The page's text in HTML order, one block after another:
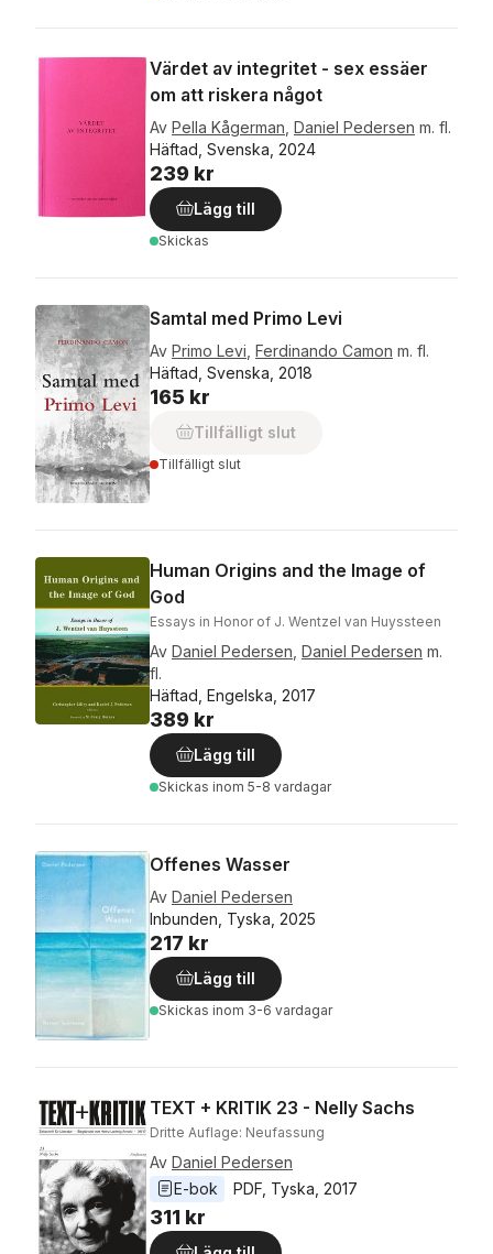
Värdet av integritet - sex essäer
om att riskera något
Av Pella Kågerman Daniel Pedersen m. fl.
Häftad, Svenska, 2024
239 kr
Lägg till
Skickas
Samtal med Primo Levi
Av Primo Levi Ferdinando Camon m. fl.
Häftad, Svenska, 2018
165 kr
Tillfälligt slut
Tillfälligt slut
Human Origins and the Image of
God
Essays in Honor of J. Wentzel van Huyssteen
Av Daniel Pedersen, Daniel Pedersen m.
fl.
Häftad, Engelska, 2017
389 kr
Lägg till
Skickas inom 5-8 vardagar
Offenes Wasser
Av Daniel Pedersen
Inbunden, Tyska, 2025
217 kr
Lägg till
Skickas inom 3-6 vardagar
TEXT + KRITIK 23 - Nelly Sachs
Dritte Auflage: Neufassung
Av Daniel Pedersen
E-bok
PDF Tyska 2017
311 kr